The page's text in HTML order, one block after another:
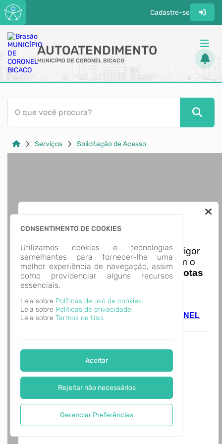
Cadastre-se
AUTOATENDIMENTO
MUNICÍPIO DE CORONEL BICACO
ACESSO RÁPIDO
Acessibilidade
Transparência
O que você procura?
Serviços Solicitação de Acesso
CONSENTIMENTO DE COOKIES
Utilizamos cookies e tecnologias
semelhantes para fornecer-lhe uma
melhor experiência de navegação, assim
como providenciar alguns recursos
essenciais.
Leia sobre Políticas de uso de cookies.
Leia sobre Políticas de privacidade.
Leia sobre Termos de Uso.
Aceitar
Rejeitar não necessários
Gerenciar Preferências
Nota Nacional
Iniciando em01/01/2026entra em vigor
a obrigatoriedade de integração com o
Ambiente de Dados Nacional das
Notas
de Serviço Eletrônicas
acesse o link abaixo e saiba mais.
Autoatendimento - MUNICÍPIO DE CORONEL